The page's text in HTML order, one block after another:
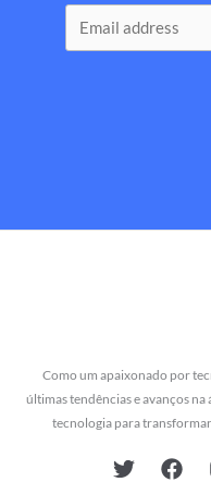
Como um apaixonado por
últimas tendências e avanços
tecnologia para transformar